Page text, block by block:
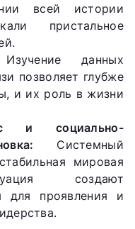
всей истории
пристальное
данных
позволяет глубже
и их роль в жизни
и социально-
Системный
мировая
создают
для проявления и